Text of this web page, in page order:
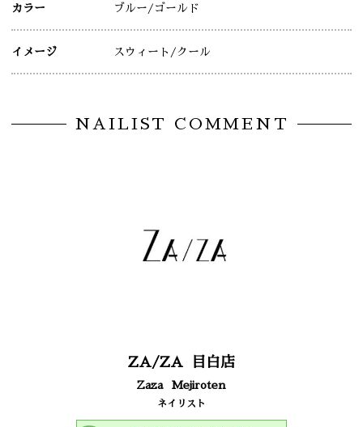
カラー ブルー /ゴールド
イメージ スウィート /クール
NAILIST COMMENT
ZA/ZA 目白店
Zaza Mejiroten
ネイリスト